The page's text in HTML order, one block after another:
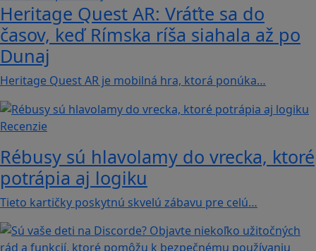
Heritage Quest AR: Vráťte sa do
časov, keď Rímska ríša siahala až po
Dunaj
Heritage Quest AR je mobilná hra, ktorá ponúka…
Recenzie
Rébusy sú hlavolamy do vrecka, ktoré
potrápia aj logiku
Tieto kartičky poskytnú skvelú zábavu pre celú…